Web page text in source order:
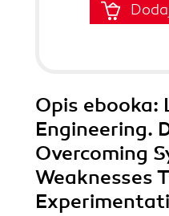
Opis ebooka:
Engineering.
Overcoming
Weaknesses